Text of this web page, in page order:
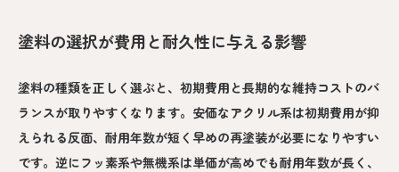
塗料の選択が費用と耐久性に与える影響
塗料の種類を正しく選ぶと、初期費用と長期的な維持コストのバ
ランスが取りやすくなります。安価なアクリル系は初期費用が抑
えられる反面、耐用年数が短く早めの再塗装が必要になりやすい
です。逆にフッ素系や無機系は単価が高めでも耐用年数が長く、